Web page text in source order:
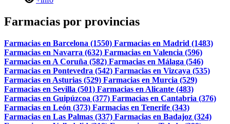
Farmacias por provincias
Farmacias en Barcelona (1550) Farmacias en Madrid (1483)
Farmacias en Navarra (632) Farmacias en Valencia (596)
Farmacias en A Coruña (582) Farmacias en Málaga (546)
Farmacias en Pontevedra (542) Farmacias en Vizcaya (535)
Farmacias en Asturias (529) Farmacias en Murcia (529)
Farmacias en Sevilla (501) Farmacias en Alicante (483)
Farmacias en Guipúzcoa (377) Farmacias en Cantabria (376)
Farmacias en León (373) Farmacias en Tenerife (343)
Farmacias en Las Palmas (337) Farmacias en Badajoz (324)